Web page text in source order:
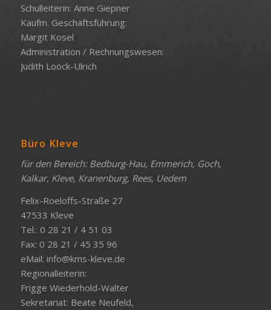
Schulleiterin: Anne Giepner
Kaufm. Geschäftsführung:
Margit Kosel
Administration / Rechnungswesen:
Judith Loock-Ulrich
Büro Kleve
für den Bereich: Bedburg-Hau, Emmerich, Goch,
Kalkar, Kleve, Kranenburg, Rees, Uedem
Felix-Roeloffs-Straße 27
47533 Kleve
Tel.: 0 28 21 / 4 51 03
Fax: 0 28 21 / 45 35 96
eMail: info@kms-kleve.de
Regionalleiterin:
Frigge Wiederhold-Walter
Sekretariat: Beate Neufeld,